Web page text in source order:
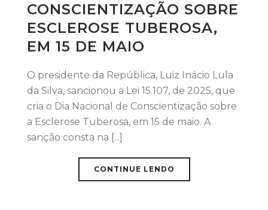
CONSCIENTIZAÇÃO SOBRE
ESCLEROSE TUBEROSA,
EM 15 DE MAIO
O presidente da República, Luiz Inácio Lula
da Silva, sancionou a Lei 15.107, de 2025, que
cria o Dia Nacional de Conscientização sobre
a Esclerose Tuberosa, em 15 de maio. A
sanção consta na [...]
CONTINUE LENDO